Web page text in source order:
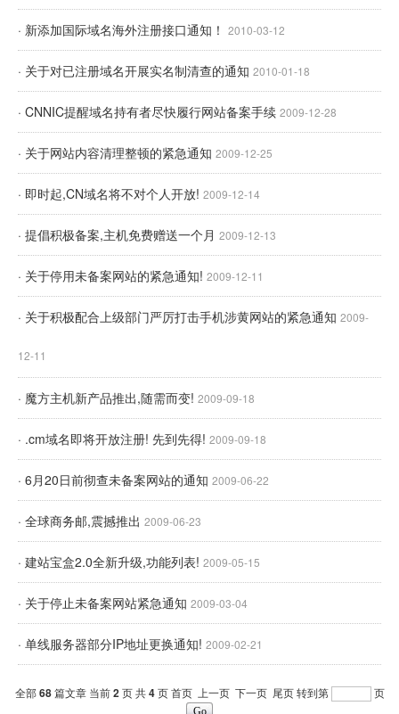
· 新添加国际域名海外注册接口通知！ 2010-03-12
· 关于对已注册域名开展实名制清查的通知 2010-01-18
· CNNIC提醒域名持有者尽快履行网站备案手续 2009-12-28
· 关于网站内容清理整顿的紧急通知 2009-12-25
· 即时起,CN域名将不对个人开放! 2009-12-14
· 提倡积极备案,主机免费赠送一个月 2009-12-13
· 关于停用未备案网站的紧急通知! 2009-12-11
· 关于积极配合上级部门严厉打击手机涉黄网站的紧急通知 2009-
12-11
· 魔方主机新产品推出,随需而变! 2009-09-18
· .cm域名即将开放注册! 先到先得! 2009-09-18
· 6月20日前彻查未备案网站的通知 2009-06-22
· 全球商务邮,震撼推出 2009-06-23
· 建站宝盒2.0全新升级,功能列表! 2009-05-15
· 关于停止未备案网站紧急通知 2009-03-04
· 单线服务器部分IP地址更换通知! 2009-02-21
全部68篇文章 当前2页 共4页首页 上一页 下一页 尾页转到第 页